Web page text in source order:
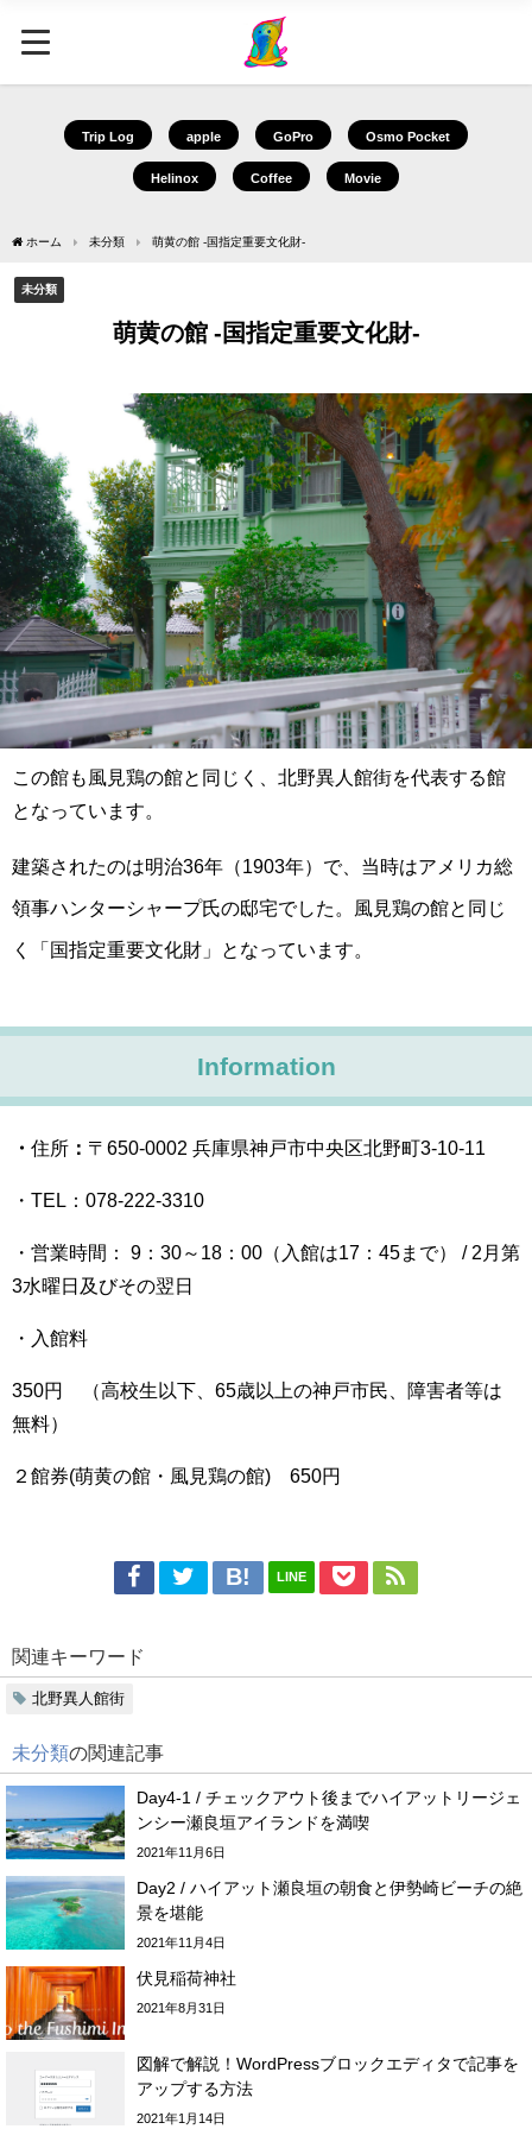
Trip Log apple GoPro Osmo Pocket
Helinox Coffee Movie
ホーム 未分類 萌黄の館 -国指定重要文化財-
未分類
萌黄の館 -国指定重要文化財-
この館も風見鶏の館と同じく、北野異人館街を代表する館
となっています。
建築されたのは明治36年（1903年）で、当時はアメリカ総
領事ハンターシャープ氏の邸宅でした。風見鶏の館と同じ
く「国指定重要文化財」となっています。
Information
・ 住所 ： 〒650-0002 兵庫県神戸市中央区北野町3-10-11
・TEL： 078-222-3310
・営業時間： 9：30～18：00（入館は17：45まで） / 2月第
3水曜日及びその翌日
・入館料
350円 （高校生以下、65歳以上の神戸市民、障害者等は
無料）
２館券(萌黄の館・風見鶏の館) 650円
LINE
関連キーワード
北野異人館街
未分類の関連記事
Day4-1 / チェックアウト後までハイアットリージェ
ンシー瀬良垣アイランドを満喫
2021年11月6日
Day2 / ハイアット瀬良垣の朝食と伊勢崎ビーチの絶
景を堪能
2021年11月4日
伏見稲荷神社
2021年8月31日
図解で解説！WordPressブロックエディタで記事を
アップする方法
2021年1月14日